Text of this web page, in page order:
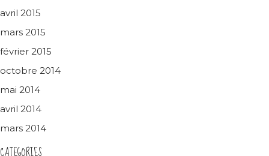
avril 2015
mars 2015
février 2015
octobre 2014
mai 2014
avril 2014
mars 2014